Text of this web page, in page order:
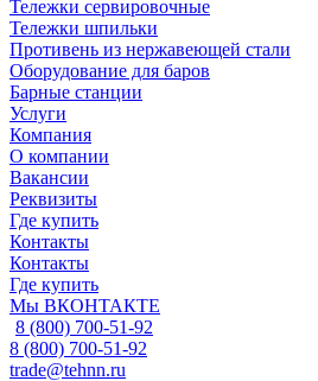
Тележки сервировочные
Тележки шпильки
Противень из нержавеющей стали
Оборудование для баров
Барные станции
Услуги
Компания
О компании
Вакансии
Реквизиты
Где купить
Контакты
Контакты
Где купить
Мы ВКОНТАКТЕ
8 (800) 700-51-92
8 (800) 700-51-92
trade@tehnn.ru